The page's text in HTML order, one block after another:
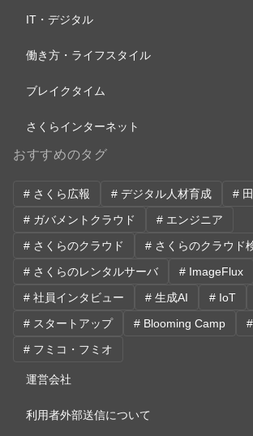
運営会社
利用者外部送信について
IT・デジタル
働き方・ライフスタイル
ブレイクタイム
さくらインターネット
おすすめのタグ
# さくら広報 # デジタル人材育成
#
# ガバメントクラウド
# エンジニア
# さくらのクラウド
# さくらのクラウド
# さくらのレンタルサーバ
# ImageFlux
# 社員インタビュー
# 生成AI # IoT
# スタートアップ
# Blooming Camp
# フミコ・フミオ